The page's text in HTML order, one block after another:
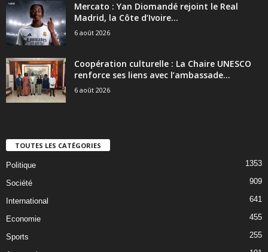
Mercato : Yan Diomandé rejoint le Real
Madrid, la Côte d’Ivoire...
6 août 2026
Coopération culturelle : La Chaire UNESCO
renforce ses liens avec l’ambassade...
6 août 2026
TOUTES LES CATÉGORIES
Politique 1353
Société 909
International 641
Economie 455
Sports 255